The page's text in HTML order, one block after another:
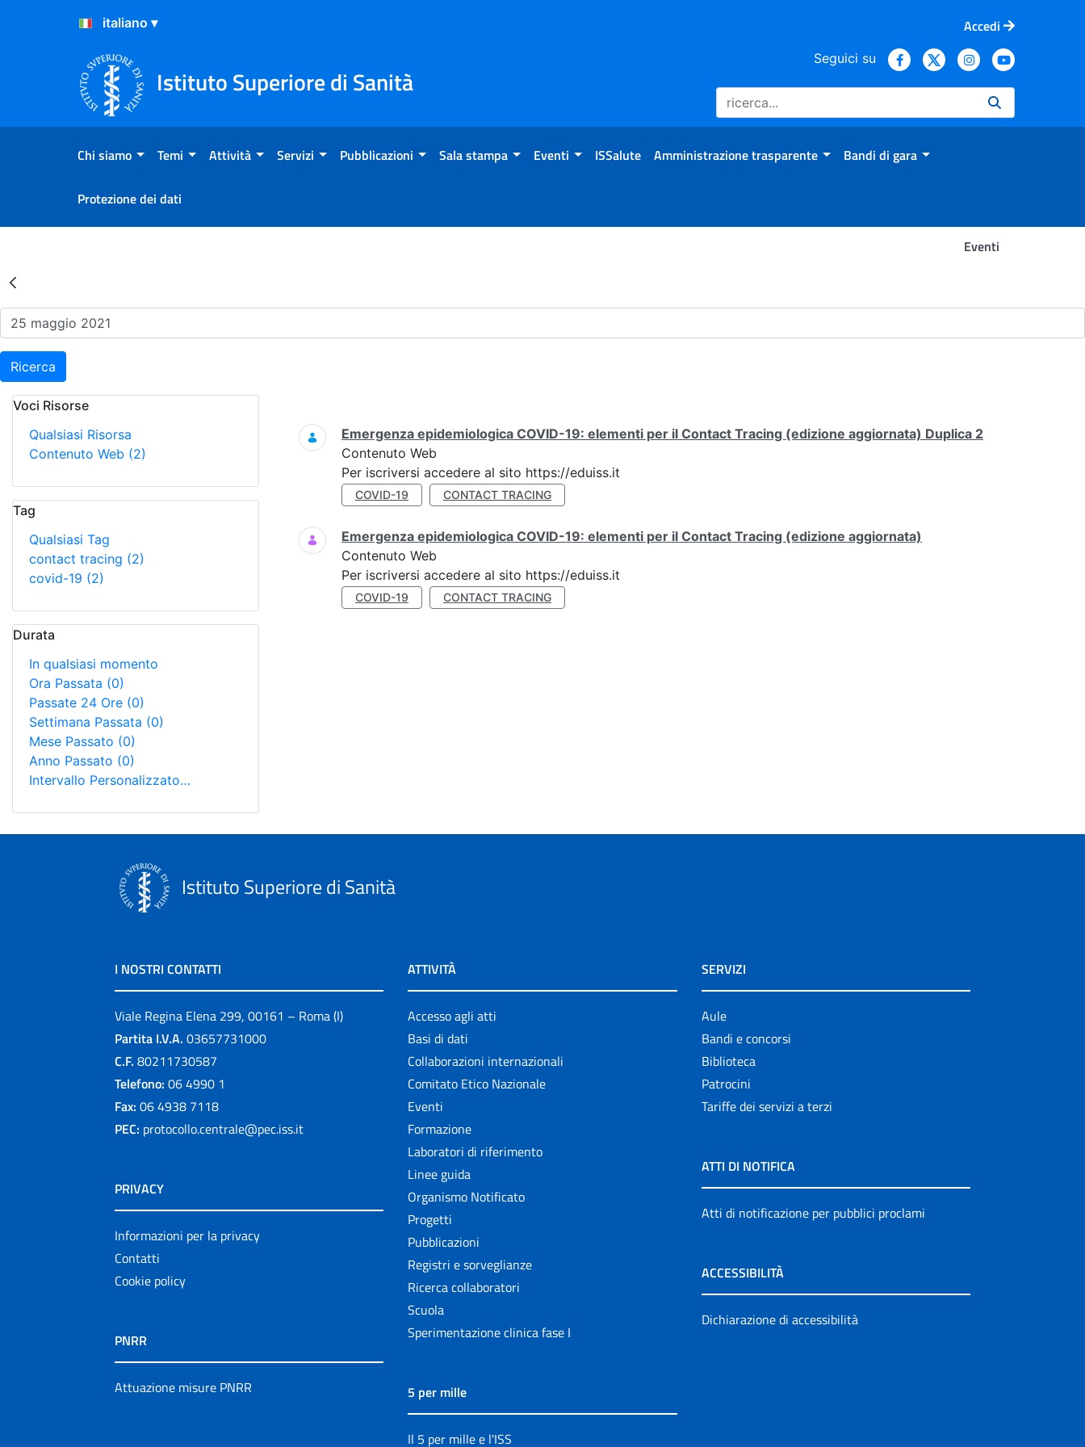
Salta al Contenuto
Salta al Footer
Accedi
Istituto Superiore di Sanità
Seguici su
Chi siamo Temi Attività Servizi Pubblicazioni Sala stampa Eventi ISSalute Amministrazione trasparente Bandi di gara
Protezione dei dati
Eventi
Risultati della Ricerca - Eventi
Ricerca
Voci Risorse
Qualsiasi Risorsa
Contenuto Web (2)
Tag
Qualsiasi Tag
contact tracing (2)
covid-19 (2)
Durata
In qualsiasi momento
Ora Passata (0)
Passate 24 Ore (0)
Settimana Passata (0)
Mese Passato (0)
Anno Passato (0)
Intervallo Personalizzato…
Ricerca
Emergenza epidemiologica COVID-19: elementi per il Contact Tracing (edizione aggiornata) Duplica 2
Contenuto Web
Per iscriversi accedere al sito https://eduiss.it
COVID-19 CONTACT TRACING
Emergenza epidemiologica COVID-19: elementi per il Contact Tracing (edizione aggiornata)
Contenuto Web
Per iscriversi accedere al sito https://eduiss.it
COVID-19 CONTACT TRACING
Istituto Superiore di Sanità
I NOSTRI CONTATTI
Viale Regina Elena 299, 00161 – Roma (I)
Partita I.V.A. 03657731000
C.F. 80211730587
Telefono: 06 4990 1
Fax: 06 4938 7118
PEC: protocollo.centrale@pec.iss.it
PRIVACY
Informazioni per la privacy
Contatti
Cookie policy
PNRR
Attuazione misure PNRR
ATTIVITÀ
Accesso agli atti
Basi di dati
Collaborazioni internazionali
Comitato Etico Nazionale
Eventi
Formazione
Laboratori di riferimento
Linee guida
Organismo Notificato
Progetti
Pubblicazioni
Registri e sorveglianze
Ricerca collaboratori
Scuola
Sperimentazione clinica fase I
5 per mille
Il 5 per mille e l'ISS
SERVIZI
Aule
Bandi e concorsi
Biblioteca
Patrocini
Tariffe dei servizi a terzi
ATTI DI NOTIFICA
Atti di notificazione per pubblici proclami
ACCESSIBILITÀ
Dichiarazione di accessibilità